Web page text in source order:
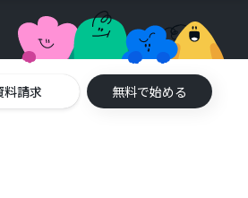
料請求 無料で始める